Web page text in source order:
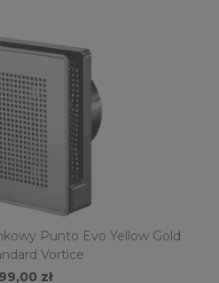
Punto Evo Yellow Gold
100 standard Vortice
zł